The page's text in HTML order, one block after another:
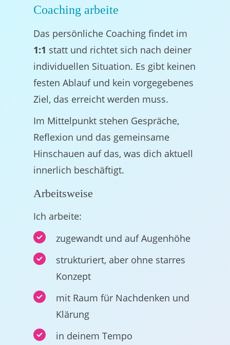
Coaching arbeite
Das persönliche Coaching findet im
1:1 statt und richtet sich nach deiner
individuellen Situation. Es gibt keinen
festen Ablauf und kein vorgegebenes
Ziel, das erreicht werden muss.
Im Mittelpunkt stehen Gespräche,
Reflexion und das gemeinsame
Hinschauen auf das, was dich aktuell
innerlich beschäftigt.
Arbeitsweise
Ich arbeite:
zugewandt und auf Augenhöhe
strukturiert, aber ohne starres
Konzept
mit Raum für Nachdenken und
Klärung
in deinem Tempo